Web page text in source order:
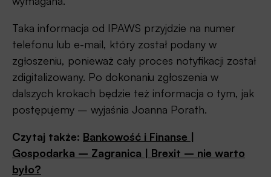
Taka informacja od IPAWS przyjdzie na numer
telefonu lub e-mail, który został podany w
zgłoszeniu, ponieważ cały proces notyfikacji został
zdigitalizowany. Po dokonaniu zgłoszenia w
dalszych krokach będzie też informacja o tym, jak
postępujemy – wyjaśnia Joanna Porath.
Czytaj także: Bankowość i Finanse |
Gospodarka – Zagranica | Brexit – nie warto
było?